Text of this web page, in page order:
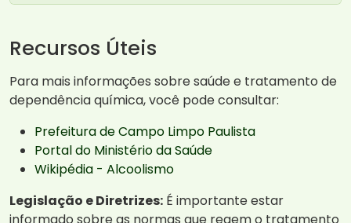
Recursos Úteis
Para mais informações sobre saúde e tratamento de
dependência química, você pode consultar:
Prefeitura de Campo Limpo Paulista
Portal do Ministério da Saúde
Wikipédia - Alcoolismo
Legislação e Diretrizes: É importante estar